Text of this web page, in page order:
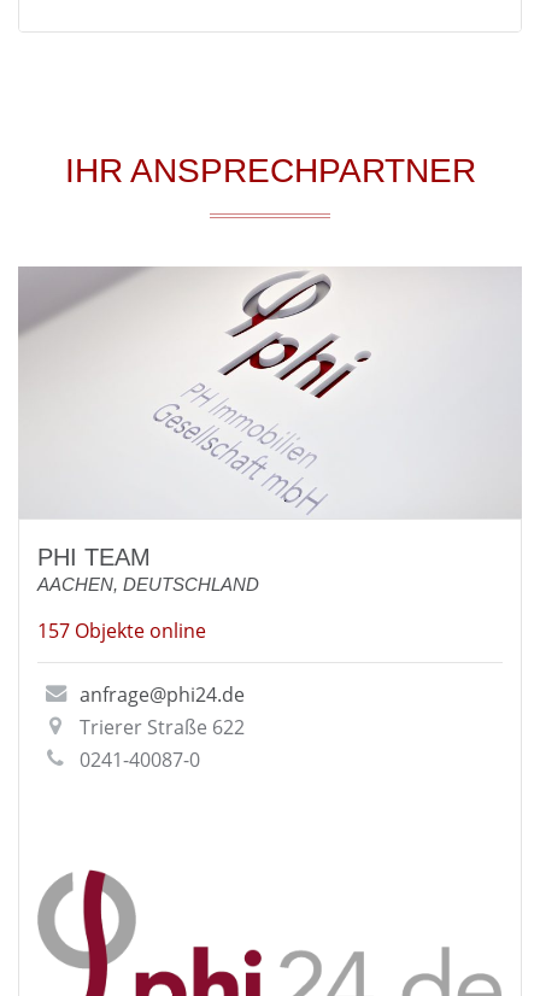
IHR ANSPRECHPARTNER
PHI TEAM
AACHEN, DEUTSCHLAND
157 Objekte online
anfrage@phi24.de
Trierer Straße 622
0241-40087-0